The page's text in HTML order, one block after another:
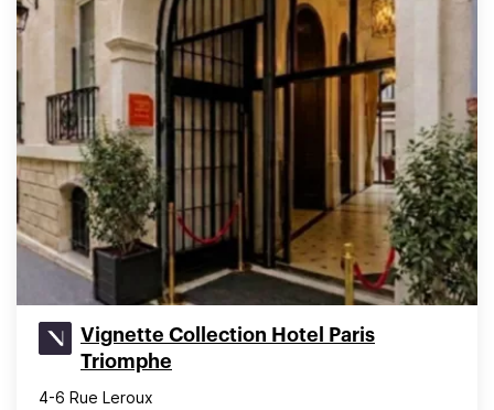
Vignette Collection Hotel Paris
Triomphe
4-6 Rue Leroux